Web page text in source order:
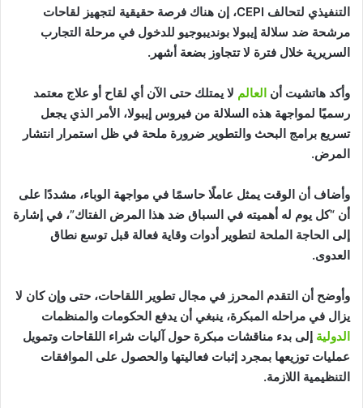
التنفيذي لتحالف CEPI، إن هناك فرصة حقيقية لتجهيز لقاحات
مرشحة ضد سلالة إيبولا بونديبوجيو للدخول في مرحلة التجارب
السريرية خلال فترة لا تتجاوز بضعة أشهر.
وأكد هاتشيت أن العالم لا يمتلك حتى الآن أي لقاح أو علاج معتمد
رسميًا لمواجهة هذه السلالة من فيروس إيبولا، الأمر الذي يجعل
تسريع برامج البحث والتطوير ضرورة ملحة في ظل استمرار انتشار
المرض.
وأضاف أن الوقت يمثل عاملًا حاسمًا في مواجهة الوباء، مشددًا على
أن “كل يوم له أهميته في السباق ضد هذا المرض الفتاك”، في إشارة
إلى الحاجة الملحة لتطوير أدوات وقاية فعالة قبل توسع نطاق
العدوى.
وأوضح أن التقدم المحرز في مجال تطوير اللقاحات، حتى وإن كان لا
يزال في مراحله المبكرة، ينبغي أن يدفع الحكومات والمنظمات
الدولية إلى بدء مناقشات مبكرة حول آليات شراء اللقاحات وتمويل
عمليات توزيعها بمجرد إثبات فعاليتها والحصول على الموافقات
التنظيمية اللازمة.